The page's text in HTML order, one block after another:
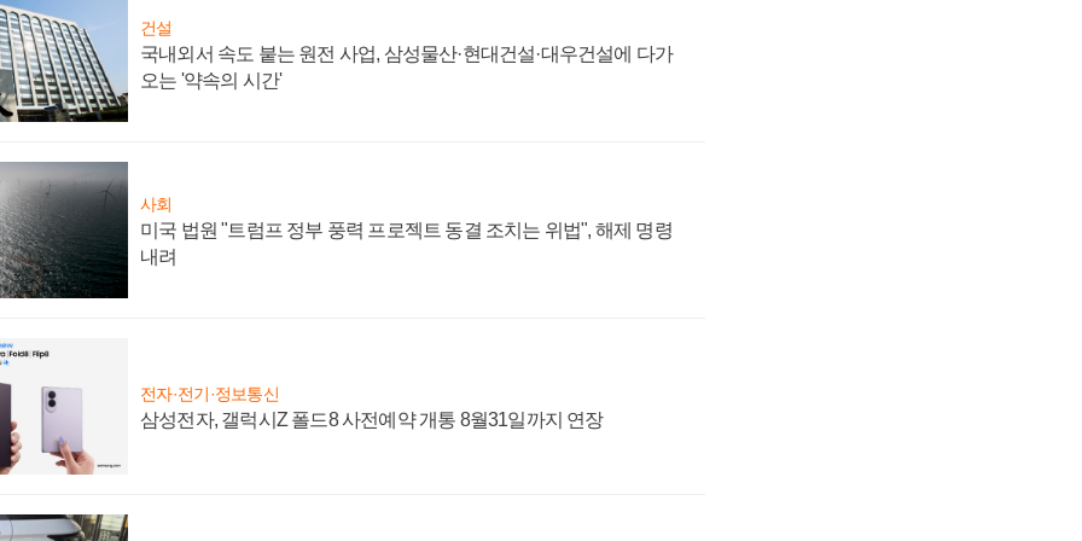
건설
국내외서 속도 붙는 원전 사업, 삼성물산·현대건설·대우건설에 다가
오는 '약속의 시간'
사회
미국 법원 "트럼프 정부 풍력 프로젝트 동결 조치는 위법", 해제 명령
내려
전자·전기·정보통신
삼성전자, 갤럭시Z 폴드8 사전예약 개통 8월31일까지 연장